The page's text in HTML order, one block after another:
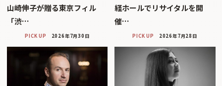
山崎伸子が贈る東京フィル
「渋…
PICK UP 2026年7月30日
経ホールでリサイタルを開
催…
PICK UP 2026年7月28日